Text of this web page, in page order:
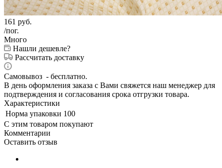
161 руб.
/пог.
Много
Нашли дешевле?
Рассчитать доставку
Самовывоз - бесплатно.
В день оформления заказа с Вами свяжется наш менеджер для
подтверждения и согласования срока отгрузки товара.
Характеристики
Норма упаковки 100
С этим товаром покупают
Комментарии
Оставить отзыв